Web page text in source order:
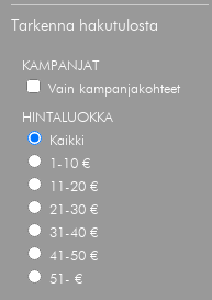
Tarkenna hakutulosta
KAMPANJAT
Vain kampanjakohteet
HINTALUOKKA
Kaikki
1-10 €
11-20 €
21-30 €
31-40 €
41-50 €
51- €